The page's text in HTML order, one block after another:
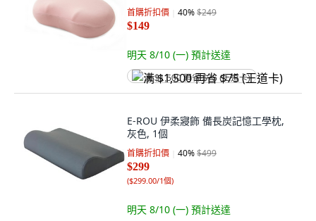
首購折扣價 40%$249
$149
明天 8/10 (一) 預計送達
满 $1,500 再省 $75 (王道卡)
E-ROU 伊柔寢飾 備長炭記憶工學枕,
灰色, 1個
首購折扣價 40%$499
$299
($299.00/1個)
明天 8/10 (一) 預計送達